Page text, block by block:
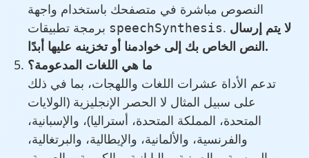
النصوص مباشرة في متصفحك باستخدام واجهة
speechSynthesis. لا يتم إرسال
النص الخاص بك إلى خوادمنا أو تخزينه عليها أبدًا.
ما هي اللغات المدعومة؟
تدعم الأداة عشرات اللغات واللهجات، بما في ذلك
على سبيل المثال لا الحصر الإنجليزية (الولايات
المتحدة، المملكة المتحدة، أستراليا)، والإسبانية،
والفرنسية، والألمانية، والإيطالية، والبرتغالية،